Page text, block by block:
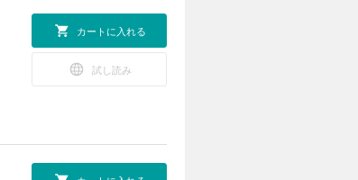
カートに入れる
試し読み